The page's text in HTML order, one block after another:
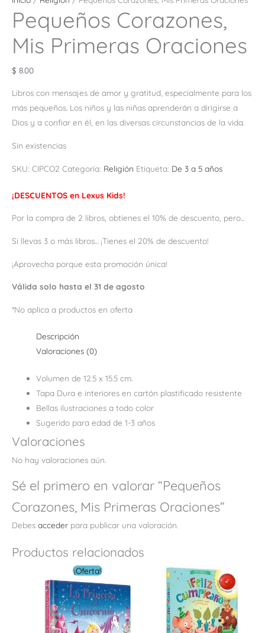
Pequeños Corazones,
Mis Primeras Oraciones
$ 8.00
Libros con mensajes de amor y gratitud, especialmente para los
más pequeños. Los niños y las niñas aprenderán a dirigirse a
Dios y a confiar en él, en las diversas circunstancias de la vida.
Sin existencias
SKU: CIPCO2 Categoría: Religión Etiqueta: De 3 a 5 años
¡DESCUENTOS en Lexus Kids!
Por la compra de 2 libros, obtienes el 10% de descuento, pero...
Si llevas 3 o más libros... ¡Tienes el 20% de descuento!
¡Aprovecha porque esta promoción única!
Válida solo hasta el 31 de agosto
*No aplica a productos en oferta
Descripción
Valoraciones (0)
Volumen de 12.5 x 15.5 cm.
Tapa Dura e interiores en cartón plastificado resistente
Bellas ilustraciones a todo color
Sugerido para edad de 1-3 años
Valoraciones
No hay valoraciones aún.
Sé el primero en valorar “Pequeños
Corazones, Mis Primeras Oraciones”
Debes acceder para publicar una valoración.
Productos relacionados
¡Oferta!
El
precio
original
era:
$ 24.00.
precio
actual
es:
$ 7.20.